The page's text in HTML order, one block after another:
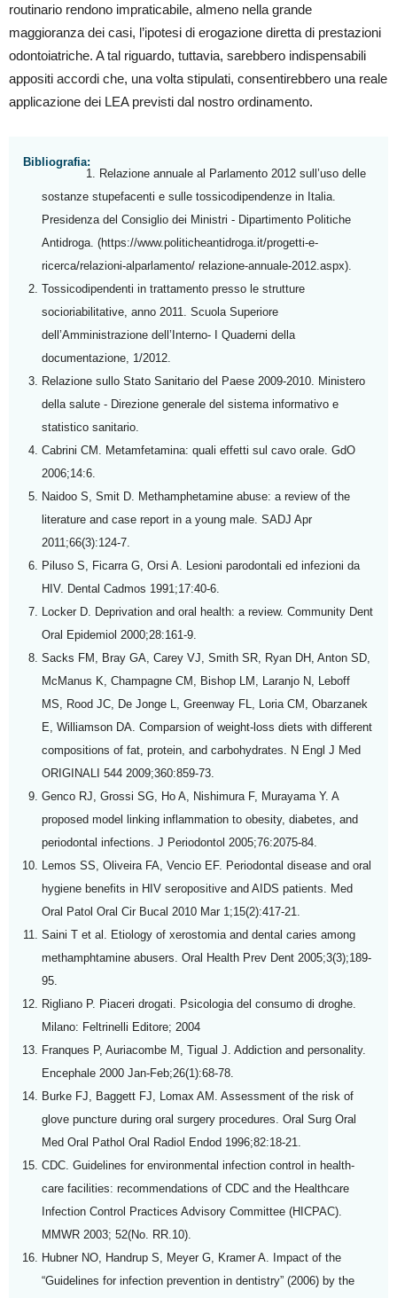
routinario rendono impraticabile, almeno nella grande
maggioranza dei casi, l’ipotesi di erogazione diretta di prestazioni
odontoiatriche. A tal riguardo, tuttavia, sarebbero indispensabili
appositi accordi che, una volta stipulati, consentirebbero una reale
applicazione dei LEA previsti dal nostro ordinamento.
Bibliografia:
Relazione annuale al Parlamento 2012 sull’uso delle
sostanze stupefacenti e sulle tossicodipendenze in Italia.
Presidenza del Consiglio dei Ministri - Dipartimento Politiche
Antidroga. (https://www.politicheantidroga.it/progetti-e-
ricerca/relazioni-alparlamento/ relazione-annuale-2012.aspx).
Tossicodipendenti in trattamento presso le strutture
socioriabilitative, anno 2011. Scuola Superiore
dell’Amministrazione dell’Interno- I Quaderni della
documentazione, 1/2012.
Relazione sullo Stato Sanitario del Paese 2009-2010. Ministero
della salute - Direzione generale del sistema informativo e
statistico sanitario.
Cabrini CM. Metamfetamina: quali effetti sul cavo orale. GdO
2006;14:6.
Naidoo S, Smit D. Methamphetamine abuse: a review of the
literature and case report in a young male. SADJ Apr
2011;66(3):124-7.
Piluso S, Ficarra G, Orsi A. Lesioni parodontali ed infezioni da
HIV. Dental Cadmos 1991;17:40-6.
Locker D. Deprivation and oral health: a review. Community Dent
Oral Epidemiol 2000;28:161-9.
Sacks FM, Bray GA, Carey VJ, Smith SR, Ryan DH, Anton SD,
McManus K, Champagne CM, Bishop LM, Laranjo N, Leboff
MS, Rood JC, De Jonge L, Greenway FL, Loria CM, Obarzanek
E, Williamson DA. Comparsion of weight-loss diets with different
compositions of fat, protein, and carbohydrates. N Engl J Med
ORIGINALI 544 2009;360:859-73.
Genco RJ, Grossi SG, Ho A, Nishimura F, Murayama Y. A
proposed model linking inflammation to obesity, diabetes, and
periodontal infections. J Periodontol 2005;76:2075-84.
Lemos SS, Oliveira FA, Vencio EF. Periodontal disease and oral
hygiene benefits in HIV seropositive and AIDS patients. Med
Oral Patol Oral Cir Bucal 2010 Mar 1;15(2):417-21.
Saini T et al. Etiology of xerostomia and dental caries among
methamphtamine abusers. Oral Health Prev Dent 2005;3(3);189-
95.
Rigliano P. Piaceri drogati. Psicologia del consumo di droghe.
Milano: Feltrinelli Editore; 2004
Franques P, Auriacombe M, Tigual J. Addiction and personality.
Encephale 2000 Jan-Feb;26(1):68-78.
Burke FJ, Baggett FJ, Lomax AM. Assessment of the risk of
glove puncture during oral surgery procedures. Oral Surg Oral
Med Oral Pathol Oral Radiol Endod 1996;82:18-21.
CDC. Guidelines for environmental infection control in health-
care facilities: recommendations of CDC and the Healthcare
Infection Control Practices Advisory Committee (HICPAC).
MMWR 2003; 52(No. RR.10).
Hubner NO, Handrup S, Meyer G, Kramer A. Impact of the
“Guidelines for infection prevention in dentistry” (2006) by the